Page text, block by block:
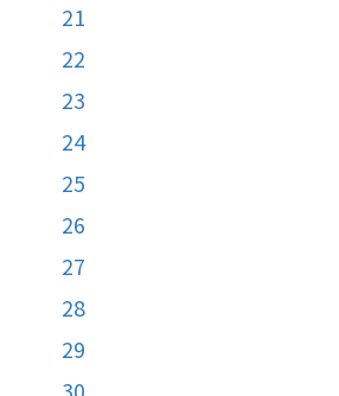
21
22
23
24
25
26
27
28
29